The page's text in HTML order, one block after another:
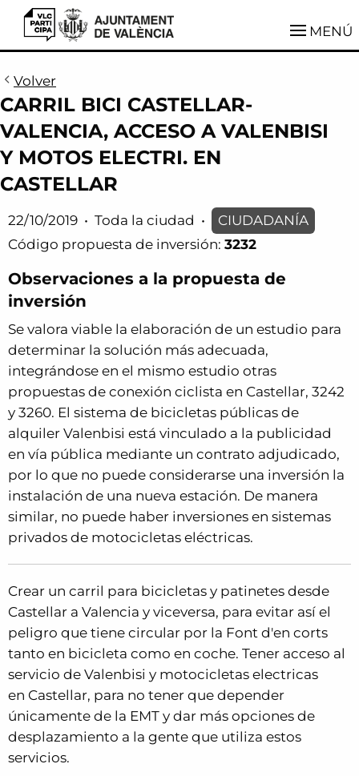
VLCParticipa MENÚ
Volver
CARRIL BICI CASTELLAR-
VALENCIA, ACCESO A VALENBISI
Y MOTOS ELECTRI. EN
CASTELLAR
22/10/2019 • Toda la ciudad •
CIUDADANÍA
Código propuesta de inversión: 3232
Observaciones a la propuesta de
inversión
Se valora viable la elaboración de un estudio para
determinar la solución más adecuada,
integrándose en el mismo estudio otras
propuestas de conexión ciclista en Castellar, 3242
y 3260. El sistema de bicicletas públicas de
alquiler Valenbisi está vinculado a la publicidad
en vía pública mediante un contrato adjudicado,
por lo que no puede considerarse una inversión la
instalación de una nueva estación. De manera
similar, no puede haber inversiones en sistemas
privados de motocicletas eléctricas.
Crear un carril para bicicletas y patinetes desde
Castellar a Valencia y viceversa, para evitar así el
peligro que tiene circular por la Font d'en corts
tanto en bicicleta como en coche. Tener acceso al
servicio de Valenbisi y motocicletas electricas
en Castellar, para no tener que depender
únicamente de la EMT y dar más opciones de
desplazamiento a la gente que utiliza estos
servicios.